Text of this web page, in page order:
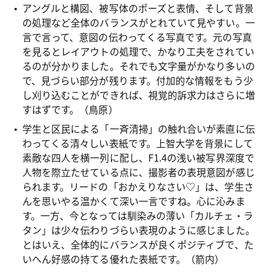
アングルと構図、被写体のポーズと表情、そして背景
の処理など全体のバランスがとれていて見やすい。一
言で言って、意図の伝わってくる写真です。元の写真
を見るとレイアウトの処理で、かなり工夫をされてい
るのが分かりました。それでも文字量がかなり多いの
で、見づらい部分が残ります。付加的な情報をもう少
し刈り込むことができれば、視覚的訴求力はさらに増
すはずです。（鳥原）
学生と区民による「一斉清掃」の触れ合いが素直に伝
わってくる清々しい表紙です。上智大学を背景にして
素敵な四人を横一列に配し、F1.4の浅い被写界深度で
人物を際立たせている点に、撮影者の表現意図が感じ
られます。リードの「おかえりなさい♡」は、学生さ
んを思いやる温かくて深い一言ですね。心に沁みま
す。一方、今となっては馴染みの薄い「カルチェ・ラ
タン」は少々伝わりづらい表現のように感じました。
とはいえ、全体的にバランスが良くポジティブで、た
いへん好感の持てる優れた表紙です。（箭内）